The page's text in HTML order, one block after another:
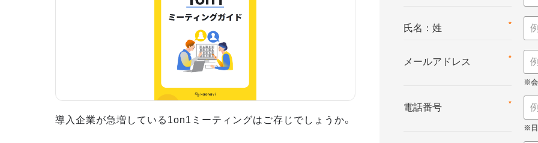
導入企業が急増している1on1ミーティングはご存じでしょうか。
*
氏名：姓
*
メールアドレス
*
電話番号